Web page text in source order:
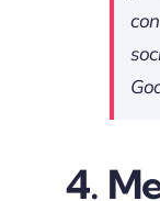
4.